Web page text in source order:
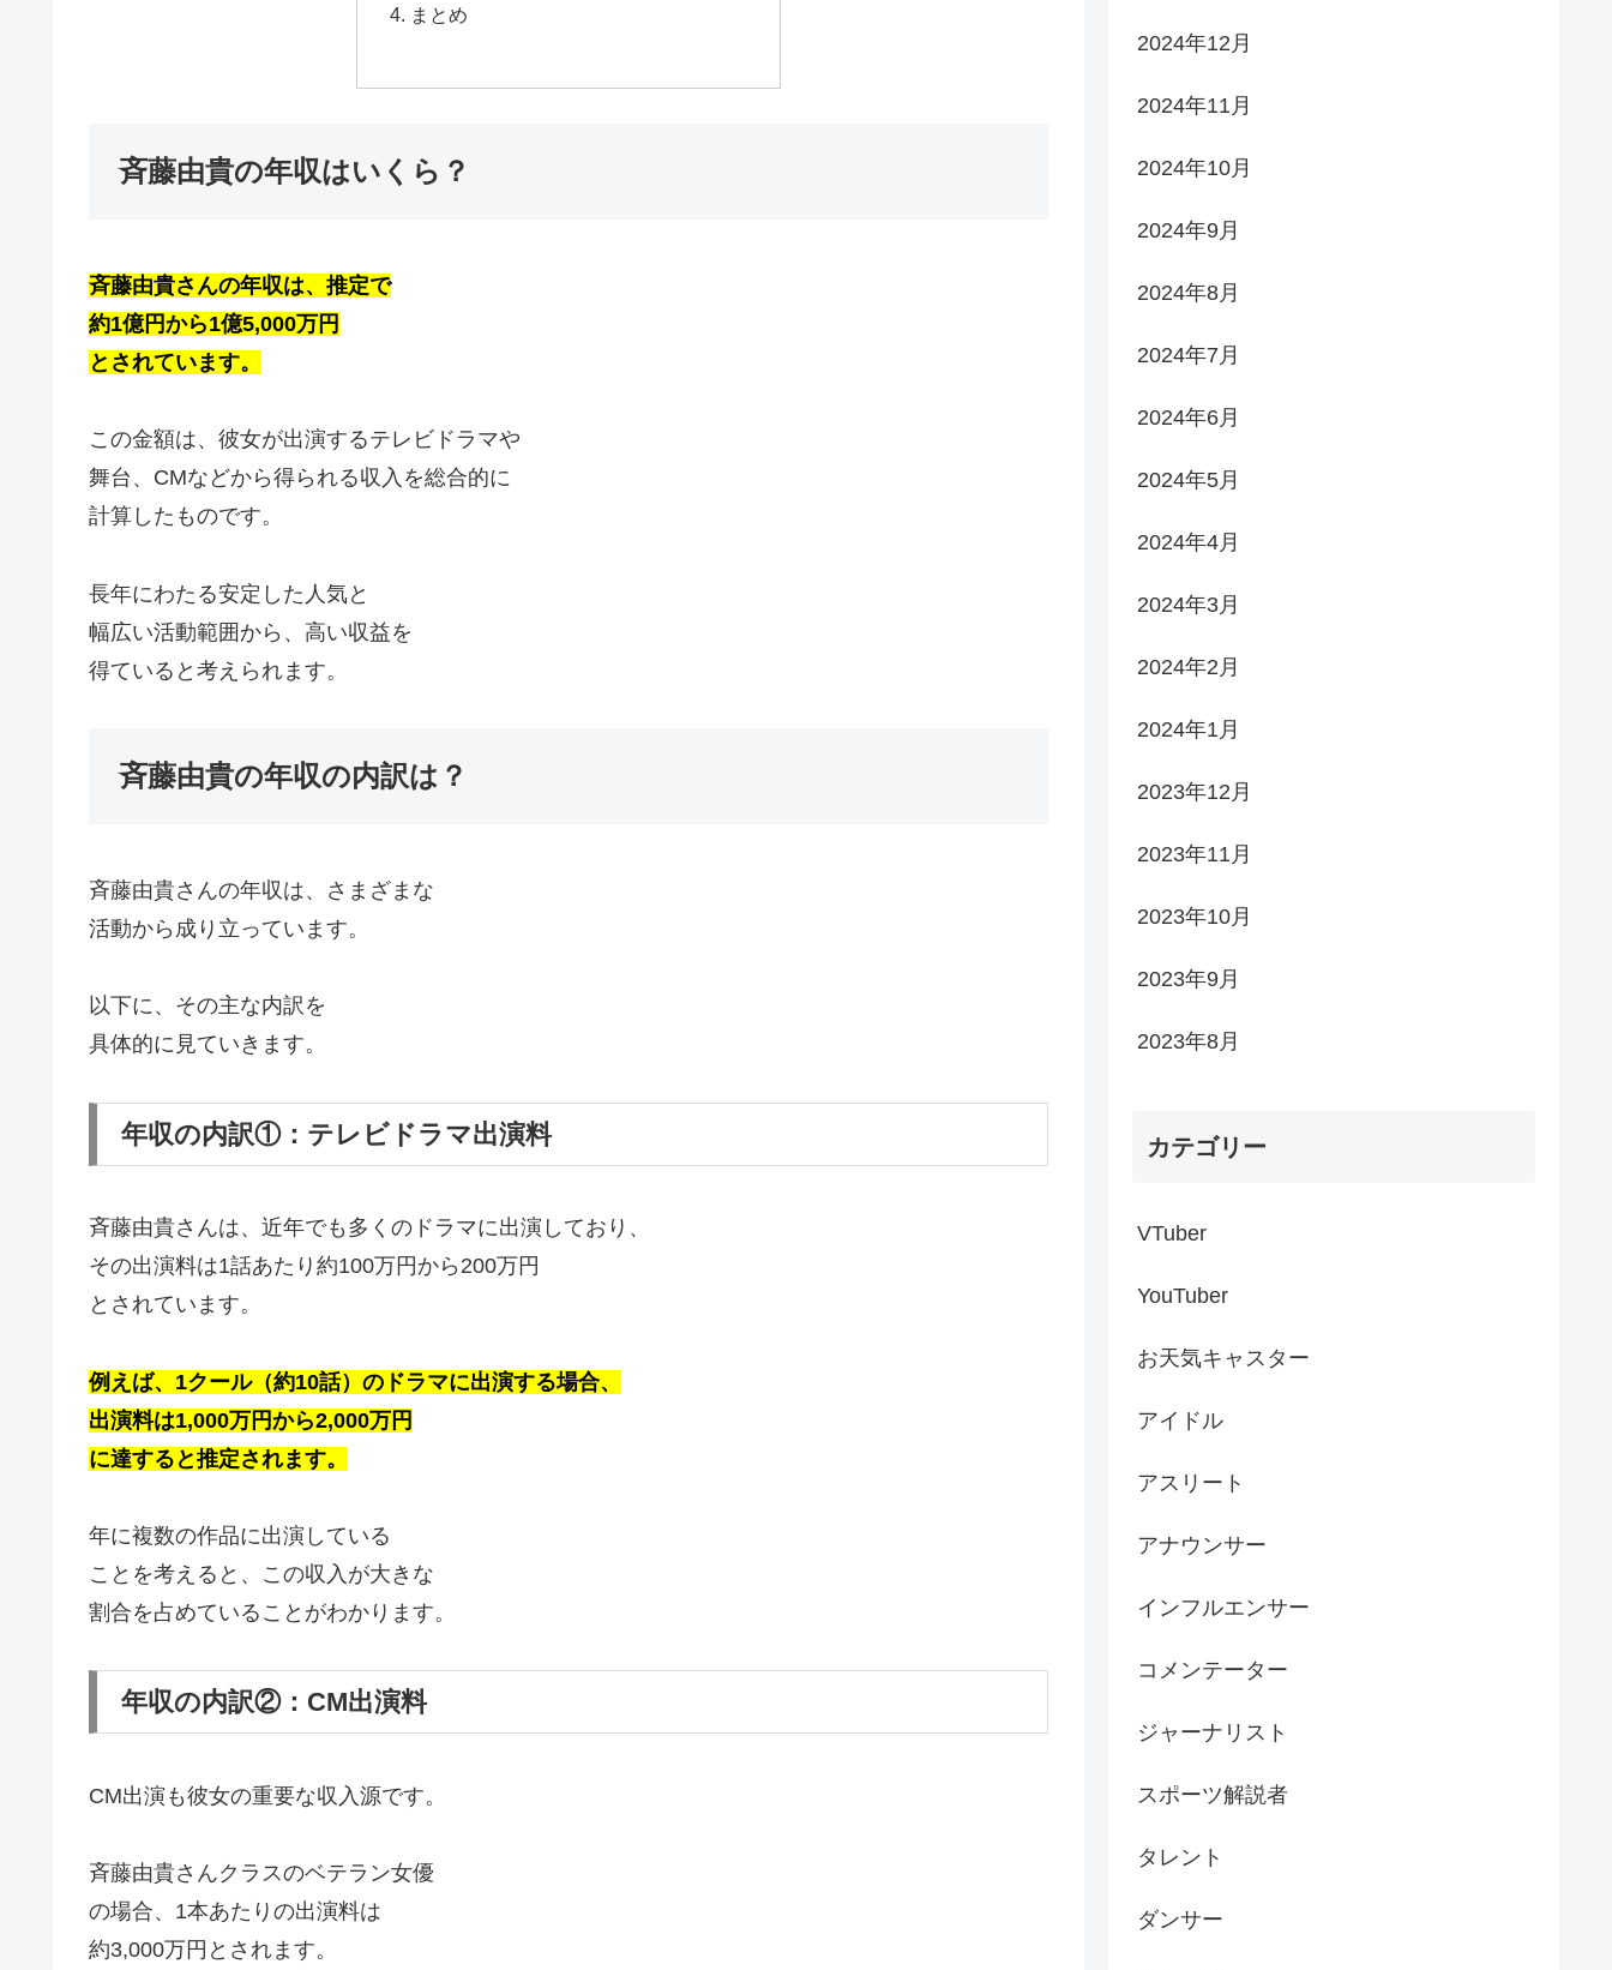
まとめ
斉藤由貴の年収はいくら？
斉藤由貴さんの年収は、推定で
約1億円から1億5,000万円
とされています。
この金額は、彼女が出演するテレビドラマや
舞台、CMなどから得られる収入を総合的に
計算したものです。
長年にわたる安定した人気と
幅広い活動範囲から、高い収益を
得ていると考えられます。
斉藤由貴の年収の内訳は？
斉藤由貴さんの年収は、さまざまな
活動から成り立っています。
以下に、その主な内訳を
具体的に見ていきます。
年収の内訳①：テレビドラマ出演料
斉藤由貴さんは、近年でも多くのドラマに出演しており、
その出演料は1話あたり約100万円から200万円
とされています。
例えば、1クール（約10話） のドラマに出演する場合、
出演料は1,000万円から2,000万円
に達すると推定されます。
年に複数の作品に出演している
ことを考えると、この収入が大きな
割合を占めていることがわかります。
年収の内訳②：CM出演料
CM出演も彼女の重要な収入源です。
斉藤由貴さんクラスのベテラン女優
の場合、1本あたりの出演料は
約3,000万円とされます。
2024年12月
2024年11月
2024年10月
2024年9月
2024年8月
2024年7月
2024年6月
2024年5月
2024年4月
2024年3月
2024年2月
2024年1月
2023年12月
2023年11月
2023年10月
2023年9月
2023年8月
カテゴリー
VTuber
YouTuber
お天気キャスター
アイドル
アスリート
アナウンサー
インフルエンサー
コメンテーター
ジャーナリスト
スポーツ解説者
タレント
ダンサー